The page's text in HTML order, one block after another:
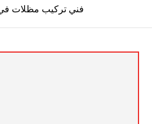
فني تركيب مظلات في